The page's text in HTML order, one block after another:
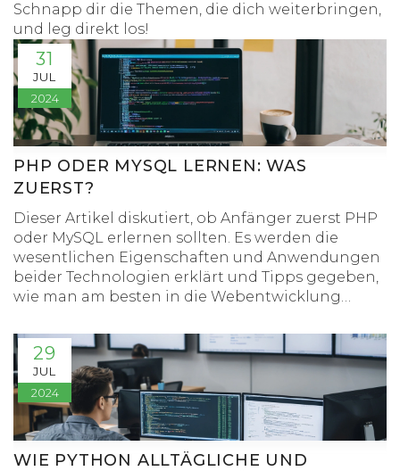
Schnapp dir die Themen, die dich weiterbringen,
und leg direkt los!
31
JUL
2024
PHP ODER MYSQL LERNEN: WAS
ZUERST?
Dieser Artikel diskutiert, ob Anfänger zuerst PHP
oder MySQL erlernen sollten. Es werden die
wesentlichen Eigenschaften und Anwendungen
beider Technologien erklärt und Tipps gegeben,
wie man am besten in die Webentwicklung
29
JUL
2024
WIE PYTHON ALLTÄGLICHE UND